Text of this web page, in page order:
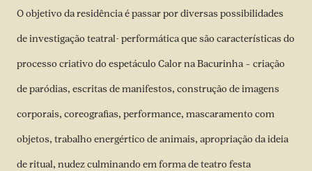
O objetivo da residência é passar por diversas possibilidades
de investigação teatral- performática que são características do
processo criativo do espetáculo Calor na Bacurinha – criação
de paródias, escritas de manifestos, construção de imagens
corporais, coreografias, performance, mascaramento com
objetos, trabalho energértico de animais, apropriação da ideia
de ritual, nudez culminando em forma de teatro festa